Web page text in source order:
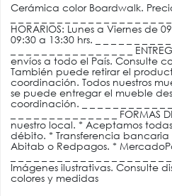
Cerámica color Boardwalk.
_ _ _ _ _ _ _ _ _ _ _ _ _ _ _ _ _ _ _ _
HORARIOS: Lunes a Viernes de
09:30 a 13:30 hrs. _ _ _ _ _ _ _ _ _ _
_ _ _ _ _ _ _ _ _ _ _ _ _ _ _ _
envíos a todo el País. Consulte
También puede retirar el
coordinación. Todos nuestros
se puede entregar el mueble
coordinación. _ _ _ _ _ _ _ _ _ _ _ _
_ _ _ _ _ _ _ _ _ _ _ _ _ _
nuestro local. * Aceptamos
débito. * Transferencia bancaria
Abitab o Redpagos. *
_ _ _ _ _ _ _ _ _ _ _ _ _ _ _ _ _ _ _ _
Imágenes ilustrativas. Consulte
colores y medidas